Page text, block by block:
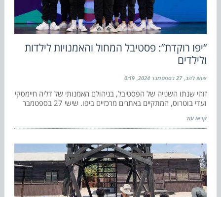
“יפו רוקדת”: פסטיבל המחול והאמנויות לילדות
ולילדים
שוש להב 27 בספטמבר 2024 0:19
זוהי שנתו השנייה של הפסטיבל, בניהולם האמנותי של דליה חיימסקי
ועדי בוטרוס, המתקיים באתרים מרכזיים ביפו. שישי 27 בספטמבר
קראו עוד